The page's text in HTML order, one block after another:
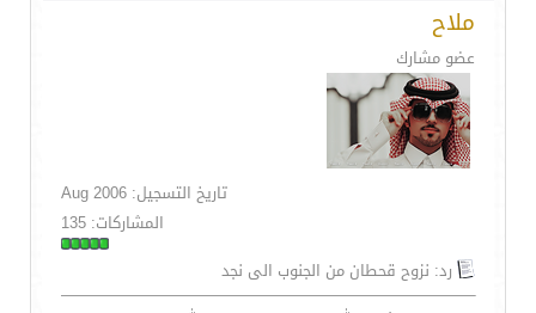
ملاح
عضو مشارك
تاريخ التسجيل: Aug 2006
المشاركات: 135
رد: نزوح قحطان من الجنوب الى نجد